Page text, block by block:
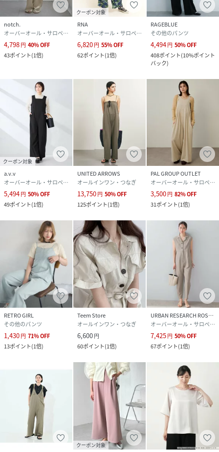
notch.
オーバーオール・サロペット
4,798円 40%OFF
43ポイント(1倍)
クーポン対象
RNA
オーバーオール・サロペット
6,820円 55%OFF
62ポイント(1倍)
RAGEBLUE
その他のパンツ
4,494円 50%OFF
408ポイント(10%ポイント
バック)
クーポン対象
a.v.v
オーバーオール・サロペット
5,494円 50%OFF
49ポイント(1倍)
UNITED ARROWS
オールインワン・つなぎ
13,750円 50%OFF
125ポイント(1倍)
PAL GROUP OUTLET
オーバーオール・サロペット
3,500円 82%OFF
31ポイント(1倍)
RETRO GIRL
その他のパンツ
1,430円 71%OFF
13ポイント(1倍)
Teem Store
オールインワン・つなぎ
6,600円
60ポイント(1倍)
URBAN RESEARCH ROSSO
オーバーオール・サロペット
7,425円 50%OFF
67ポイント(1倍)
クーポン対象